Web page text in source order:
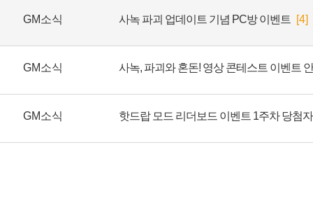
GM소식 사녹 파괴 업데이트 기념 PC방 이벤트 [4]
GM소식 사녹, 파괴와 혼돈! 영상 콘테스트 이벤트
GM소식 핫드랍 모드 리더보드 이벤트 1주차 당첨